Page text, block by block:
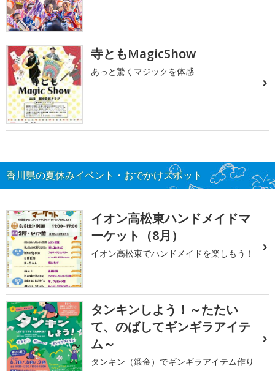
寺ともMagicShow
あっと驚くマジックを体感
香川県の夏休みイベント・おでかけスポット
イオン高松東ハンドメイドマ
ーケット（8月）
イオン高松東でハンドメイドを楽しもう！
タンキンしよう！～たたい
て、のばしてギンギラアイテ
ム～
タンキン（鍛金）でギンギラアイテム作り